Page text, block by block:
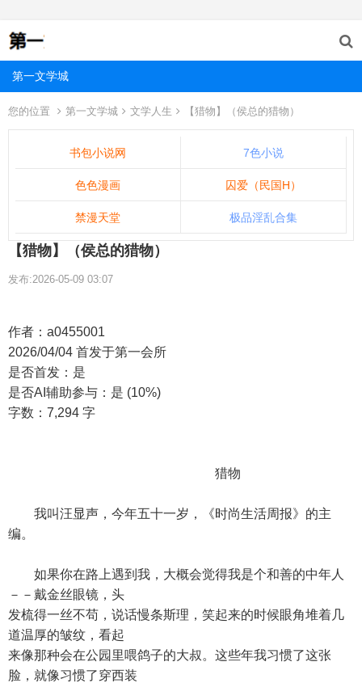
第一文学城
您的位置 第一文学城 文学人生 【猎物】（侯总的猎物）
书包小说网 7色小说
色色漫画 囚爱（民国H）
禁漫天堂 极品淫乱合集
【猎物】（侯总的猎物）
发布:2026-05-09 03:07
作者：a0455001
2026/04/04 首发于第一会所
是否首发：是
是否AI辅助参与：是 (10%)
字数：7,294 字
猎物
我叫汪显声，今年五十一岁，《时尚生活周报》的主
编。
如果你在路上遇到我，大概会觉得我是个和善的中年人
－－戴金丝眼镜，头
发梳得一丝不苟，说话慢条斯理，笑起来的时候眼角堆着几
道温厚的皱纹，看起
来像那种会在公园里喂鸽子的大叔。这些年我习惯了这张
脸，就像习惯了穿西装